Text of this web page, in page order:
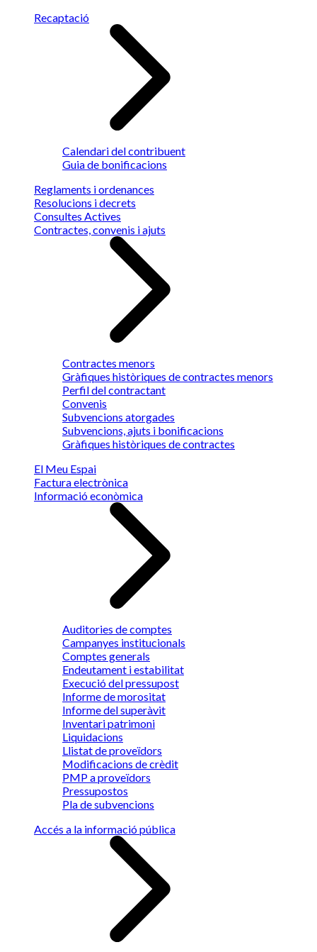
Recaptació
Calendari del contribuent
Guia de bonificacions
Reglaments i ordenances
Resolucions i decrets
Consultes Actives
Contractes, convenis i ajuts
Contractes menors
Gràfiques històriques de contractes menors
Perfil del contractant
Convenis
Subvencions atorgades
Subvencions, ajuts i bonificacions
Gràfiques històriques de contractes
El Meu Espai
Factura electrònica
Informació econòmica
Auditories de comptes
Campanyes institucionals
Comptes generals
Endeutament i estabilitat
Execució del pressupost
Informe de morositat
Informe del superàvit
Inventari patrimoni
Liquidacions
Llistat de proveïdors
Modificacions de crèdit
PMP a proveïdors
Pressupostos
Pla de subvencions
Accés a la informació pública